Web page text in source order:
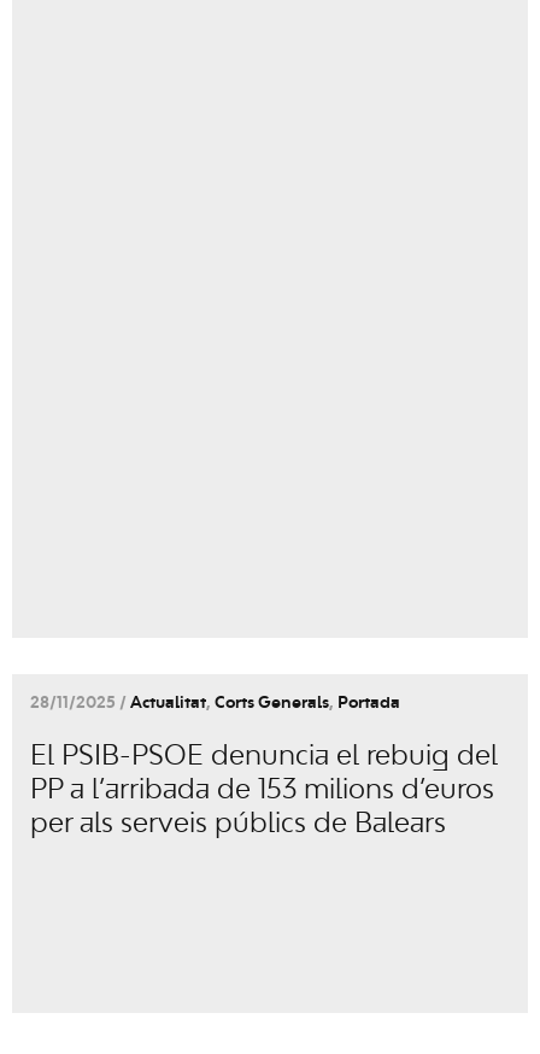
28/11/2025 / Actualitat, Corts Generals, Portada
El PSIB-PSOE denuncia el rebuig del
PP a l’arribada de 153 milions d’euros
per als serveis públics de Balears